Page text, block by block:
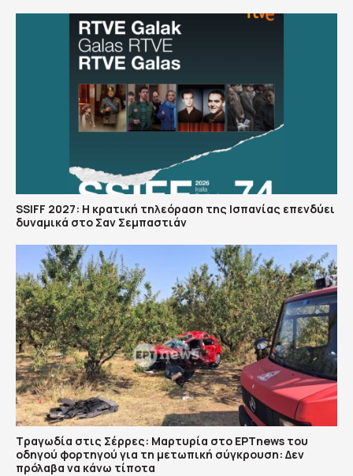
SSIFF 2027: Η κρατική τηλεόραση της Ισπανίας επενδύει
δυναμικά στο Σαν Σεμπαστιάν
Τραγωδία στις Σέρρες: Μαρτυρία στο ΕΡΤnews του
οδηγού φορτηγού για τη μετωπική σύγκρουση: Δεν
πρόλαβα να κάνω τίποτα